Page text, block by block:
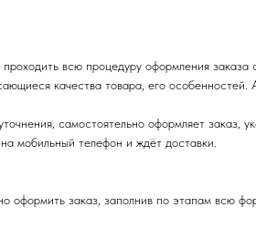
всю процедуру оформления
качества товара, его
самостоятельно оформляет
мобильный телефон и ждёт доставки.
оформить заказ, заполнив по этапам всю